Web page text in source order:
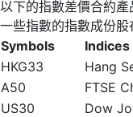
以下的指數差價合約
一些指數的指數成份股
Symbols
Indices
HKG33
Hang
A50
FTSE
US30
Dow